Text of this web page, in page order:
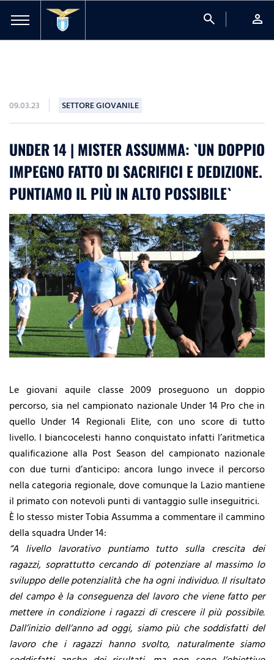
search person
09.03.23 SETTORE GIOVANILE
UNDER 14 | MISTER ASSUMMA: `UN DOPPIO
IMPEGNO FATTO DI SACRIFICI E DEDIZIONE.
PUNTIAMO IL PIÙ IN ALTO POSSIBILE`
Le giovani aquile classe 2009 proseguono un doppio
percorso, sia nel campionato nazionale Under 14 Pro che in
quello Under 14 Regionali Elite, con uno score di tutto
livello. I biancocelesti hanno conquistato infatti l’aritmetica
qualificazione alla Post Season del campionato nazionale
con due turni d’anticipo: ancora lungo invece il percorso
nella categoria regionale, dove comunque la Lazio mantiene
il primato con notevoli punti di vantaggio sulle inseguitrici.
È lo stesso mister Tobia Assumma a commentare il cammino
della squadra Under 14:
“A livello lavorativo puntiamo tutto sulla crescita dei
ragazzi, soprattutto cercando di potenziare al massimo lo
sviluppo delle potenzialità che ha ogni individuo. Il risultato
del campo è la conseguenza del lavoro che viene fatto per
mettere in condizione i ragazzi di crescere il più possibile.
Dall’inizio dell’anno ad oggi, siamo più che soddisfatti del
lavoro che i ragazzi hanno svolto, naturalmente siamo